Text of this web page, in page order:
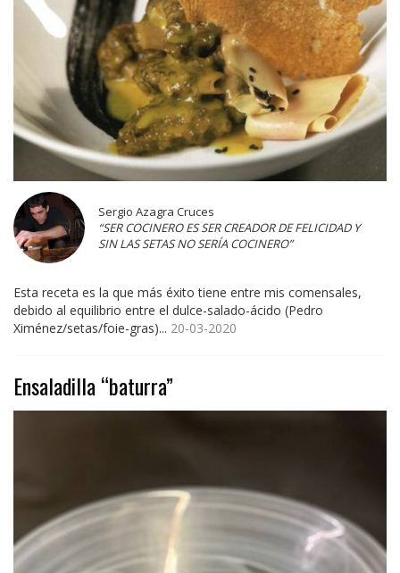
Sergio Azagra Cruces
“SER COCINERO ES SER CREADOR DE FELICIDAD Y
SIN LAS SETAS NO SERÍA COCINERO”
Esta receta es la que más éxito tiene entre mis comensales,
debido al equilibrio entre el dulce-salado-ácido (Pedro
Ximénez/setas/foie-gras)... 20-03-2020
Ensaladilla “baturra”